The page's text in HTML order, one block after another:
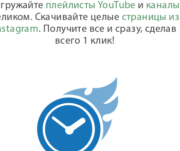
плейлисты YouTube и каналы
Скачивайте целые страницы из
. Получите все и сразу, сделав
всего 1 клик!